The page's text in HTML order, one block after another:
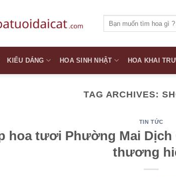
kiếm:
KIỂU DÁNG HOA SINH NHẬT HOA KHAI
TAG ARCHIVES:
TIN TỨC
hoa tươi Phường Mai Dịch
thương